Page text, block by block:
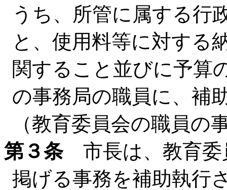
うち、所管に属する行
と、使用料等に対する
関すること並びに予算
の事務局の職員に、補
（教育委員会の職員の
第３条市長は、教育委
掲げる事務を補助執行